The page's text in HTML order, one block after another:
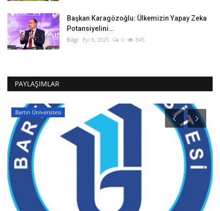
Başkan Karagözoğlu: Ülkemizin Yapay Zeka
Potansiyelini...
Bilgi Eyl 8, 2025 0 845
PAYLAŞIMLAR
Bartın Üniversitesi